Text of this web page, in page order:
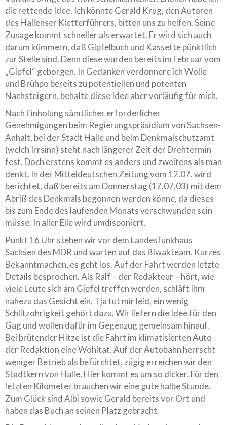
die rettende Idee. Ich könnte Gerald Krug, den Autoren
des Hallenser Kletterführers, bitten uns zu helfen. Seine
Zusage kommt schneller als erwartet. Er wird sich auch
darum kümmern, daß Gipfelbuch und Kassette pünktlich
zur Stelle sind. Denn diese wurden bereits im Februar vom
„Gipfel“ geborgen. In Gedanken verdonnere ich Wolle
und Brühpo bereits zu potentiellen und potenten
Nachsteigern, behalte diese Idee aber vorläufig für mich.
Nach Einholung sämtlicher erforderlicher
Genehmigungen beim Regierungspräsidium von Sachsen-
Anhalt, bei der Stadt Halle und beim Denkmalschutzamt
(welch Irrsinn) steht nach längerer Zeit der Drehtermin
fest. Doch erstens kommt es anders und zweitens als man
denkt. In der Mitteldeutschen Zeitung vom 12.07. wird
berichtet, daß bereits am Donnerstag (17.07.03) mit dem
Abriß des Denkmals begonnen werden könne, da dieses
bis zum Ende des laufenden Monats verschwunden sein
müsse. In aller Eile wird umdisponiert.
Punkt 16 Uhr stehen wir vor dem Landesfunkhaus
Sachsen des MDR und warten auf das Biwakteam. Kurzes
Bekanntmachen, es geht los. Auf der Fahrt werden letzte
Details besprochen. Als Ralf – der Redakteur – hört, wie
viele Leute sich am Gipfel treffen werden, schläft ihm
nahezu das Gesicht ein. Tja tut mir leid, ein wenig
Schlitzohrigkeit gehört dazu. Wir liefern die Idee für den
Gag und wollen dafür im Gegenzug gemeinsam hinauf.
Bei brütender Hitze ist die Fahrt im klimatisierten Auto
der Redaktion eine Wohltat. Auf der Autobahn herrscht
weniger Betrieb als befürchtet, zügig erreichen wir den
Stadtkern von Halle. Hier kommt es um so dicker. Für den
letzten Kilometer brauchen wir eine gute halbe Stunde.
Zum Glück sind Albi sowie Gerald bereits vor Ort und
haben das Buch an seinen Platz gebracht.